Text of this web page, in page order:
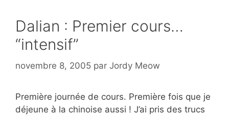
Dalian : Premier cours…
“intensif”
novembre 8, 2005 par Jordy Meow
Première journée de cours. Première fois que je
déjeune à la chinoise aussi ! J’ai pris des trucs